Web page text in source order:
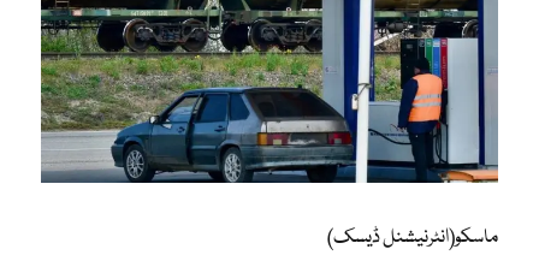
ماسکو(انٹرنیشنل ڈیسک)